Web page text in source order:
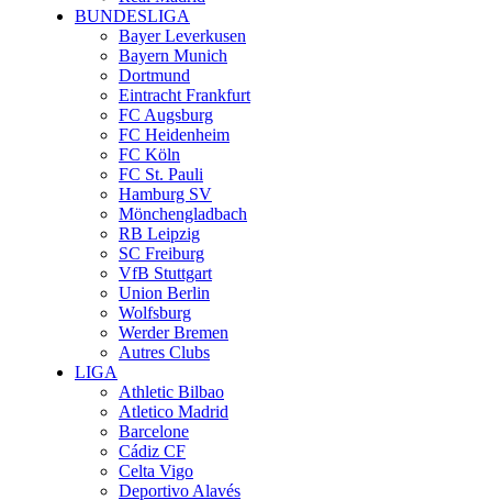
BUNDESLIGA
Bayer Leverkusen
Bayern Munich
Dortmund
Eintracht Frankfurt
FC Augsburg
FC Heidenheim
FC Köln
FC St. Pauli
Hamburg SV
Mönchengladbach
RB Leipzig
SC Freiburg
VfB Stuttgart
Union Berlin
Wolfsburg
Werder Bremen
Autres Clubs
LIGA
Athletic Bilbao
Atletico Madrid
Barcelone
Cádiz CF
Celta Vigo
Deportivo Alavés